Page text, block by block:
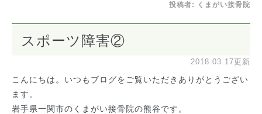
投稿者: くまがい接骨院
スポーツ障害②
2018.03.17更新
こんにちは。いつもブログをご覧いただきありがとうござい
ます。
岩手県一関市のくまがい接骨院の熊谷です。